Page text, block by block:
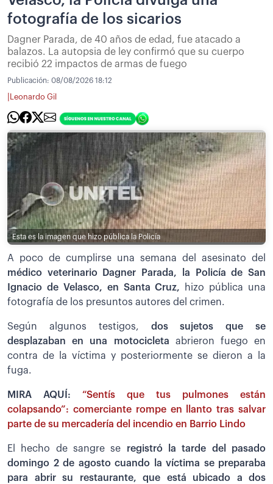
fotografía de los sicarios
Dagner Parada, de 40 años de edad, fue atacado a
balazos. La autopsia de ley confirmó que su cuerpo
recibió 22 impactos de armas de fuego
Publicación: 08/08/2026 18:12
Leonardo Gil
Esta es la imagen que hizo pública la Policía
A poco de cumplirse una semana del asesinato del
médico veterinario Dagner Parada, la Policía de San
Ignacio de Velasco, en Santa Cruz, hizo pública una
fotografía de los presuntos autores del crimen.
Según algunos testigos, dos sujetos que se
desplazaban en una motocicleta abrieron fuego en
contra de la víctima y posteriormente se dieron a la
fuga.
MIRA AQUÍ: “Sentís que tus pulmones están
colapsando”: comerciante rompe en llanto tras salvar
parte de su mercadería del incendio en Barrio Lindo
El hecho de sangre se registró la tarde del pasado
domingo 2 de agosto cuando la víctima se preparaba
para abrir su restaurante, que está ubicado a dos